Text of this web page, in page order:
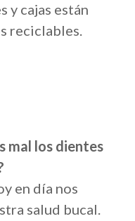
y cajas están
reciclables.
mal los dientes
en día nos
salud bucal.